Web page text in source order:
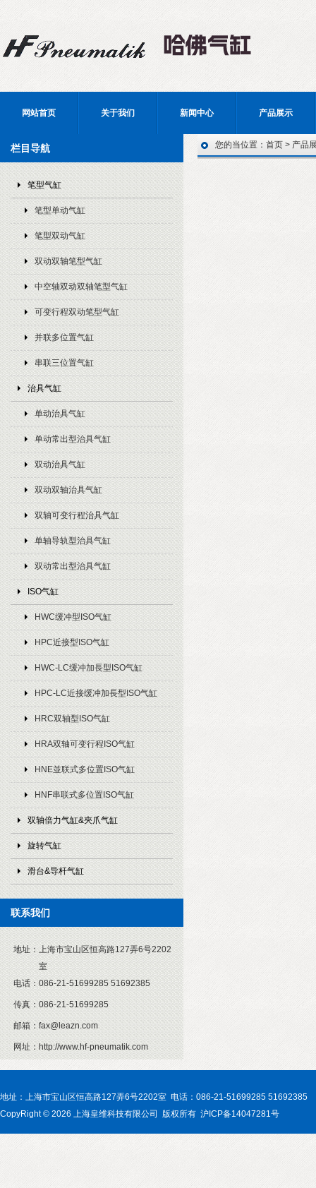
网站首页 关于我们 新闻中心 产品展示
栏目导航
笔型气缸
笔型单动气缸
笔型双动气缸
双动双轴笔型气缸
中空轴双动双轴笔型气缸
可变行程双动笔型气缸
并联多位置气缸
串联三位置气缸
治具气缸
单动治具气缸
单动常出型治具气缸
双动治具气缸
双动双轴治具气缸
双轴可变行程治具气缸
单轴导轨型治具气缸
双动常出型治具气缸
ISO气缸
HWC缓冲型ISO气缸
HPC近接型ISO气缸
HWC-LC缓冲加長型ISO气缸
HPC-LC近接缓冲加長型ISO气缸
HRC双轴型ISO气缸
HRA双轴可变行程ISO气缸
HNE並联式多位置ISO气缸
HNF串联式多位置ISO气缸
双轴倍力气缸&夾爪气缸
旋转气缸
滑台&导杆气缸
联系我们
地址： 上海市宝山区恒高路127弄6号2202
室
电话： 086-21-51699285 51692385
传真： 086-21-51699285
邮箱： fax@leazn.com
网址： http://www.hf-pneumatik.com
您的当位置： 首页 > 产品
地址：上海市宝山区恒高路127弄6号2202室 电话：086-21-51699285 51692385
CopyRight © 2026 上海皇维科技有限公司 版权所有 沪ICP备14047281号